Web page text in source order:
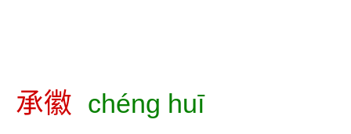
承徽 chéng huī